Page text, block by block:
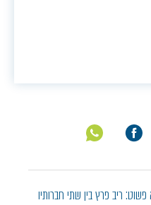
ריב פרץ בין שתי חברותיו